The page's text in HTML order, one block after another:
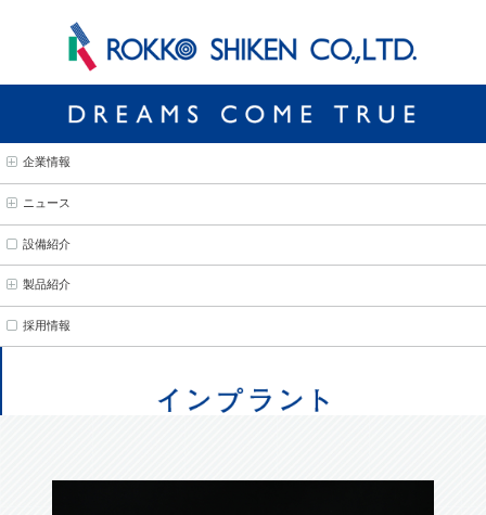
企業情報
ニュース
設備紹介
製品紹介
採用情報